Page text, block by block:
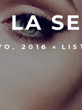
LA
2016